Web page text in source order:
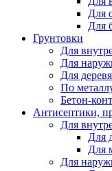
Для
Для
Грунтовки
Для
Для
Для
По
Бетон-
Антисептики,
Для
Для
Для
Для